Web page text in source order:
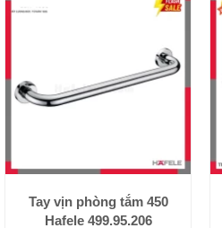
Tay vịn phòng tắm 450
Hafele 499.95.206